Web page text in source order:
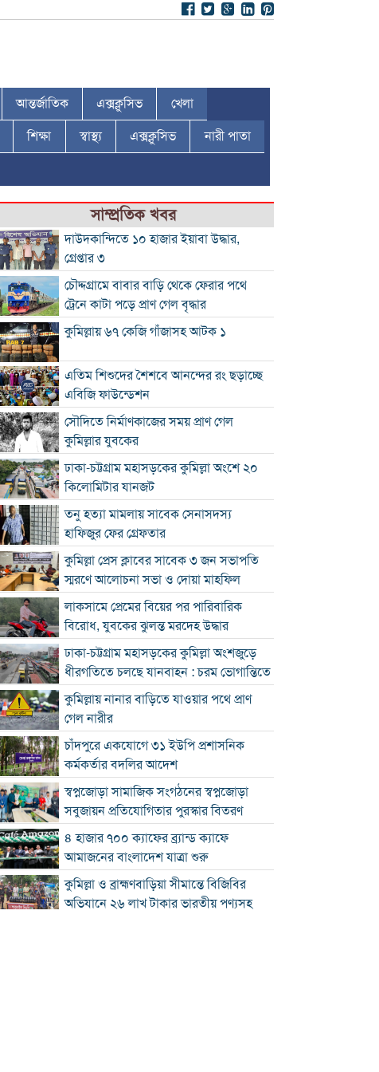
আন্তর্জাতিক এক্সক্লুসিভ খেলা
শিক্ষা স্বাস্থ্য এক্সক্লুসিভ নারী পাতা
সাম্প্রতিক খবর
দাউদকান্দিতে ১০ হাজার ইয়াবা উদ্ধার,
গ্রেপ্তার ৩
চৌদ্দগ্রামে বাবার বাড়ি থেকে ফেরার পথে
ট্রেনে কাটা পড়ে প্রাণ গেল বৃদ্ধার
কুমিল্লায় ৬৭ কেজি গাঁজাসহ আটক ১
এতিম শিশুদের শৈশবে আনন্দের রং ছড়াচ্ছে
এবিজি ফাউন্ডেশন
সৌদিতে নির্মাণকাজের সময় প্রাণ গেল
কুমিল্লার যুবকের
ঢাকা-চট্টগ্রাম মহাসড়কের কুমিল্লা অংশে ২০
কিলোমিটার যানজট
তনু হত্যা মামলায় সাবেক সেনাসদস্য
হাফিজুর ফের গ্রেফতার
কুমিল্লা প্রেস ক্লাবের সাবেক ৩ জন সভাপতি
স্মরণে আলোচনা সভা ও দোয়া মাহফিল
লাকসামে প্রেমের বিয়ের পর পারিবারিক
বিরোধ, যুবকের ঝুলন্ত মরদেহ উদ্ধার
ঢাকা-চট্টগ্রাম মহাসড়কের কুমিল্লা অংশজুড়ে
ধীরগতিতে চলছে যানবাহন : চরম ভোগান্তিতে
কুমিল্লায় নানার বাড়িতে যাওয়ার পথে প্রাণ
গেল নারীর
চাঁদপুরে একযোগে ৩১ ইউপি প্রশাসনিক
কর্মকর্তার বদলির আদেশ
স্বপ্নজোড়া সামাজিক সংগঠনের স্বপ্নজোড়া
সবুজায়ন প্রতিযোগিতার পুরস্কার বিতরণ
৪ হাজার ৭০০ ক্যাফের ব্র্যান্ড ক্যাফে
আমাজনের বাংলাদেশ যাত্রা শুরু
কুমিল্লা ও ব্রাহ্মণবাড়িয়া সীমান্তে বিজিবির
অভিযানে ২৬ লাখ টাকার ভারতীয় পণ্যসহ